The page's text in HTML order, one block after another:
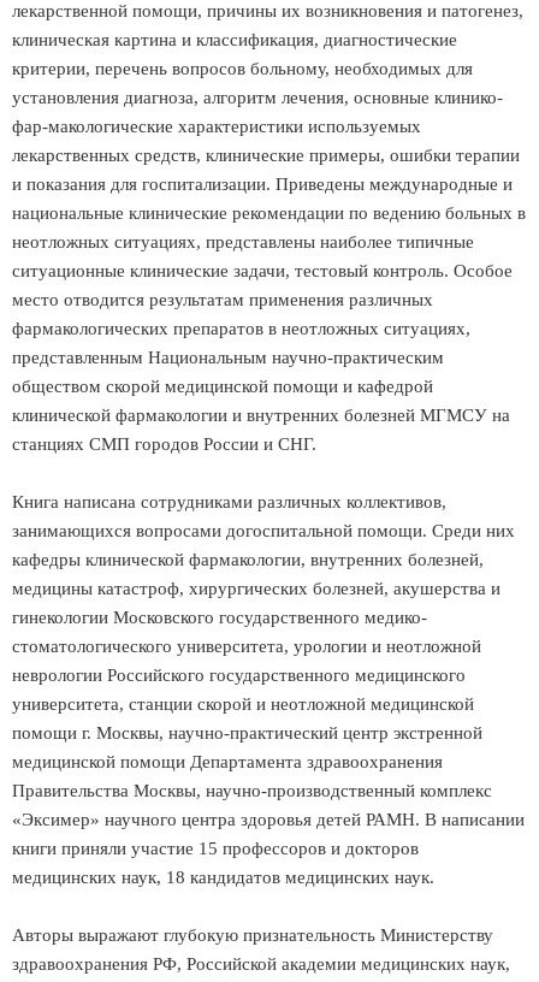
лекарственной помощи, причины их возникновения и патогенез,
клиническая картина и классификация, диагностические
критерии, перечень вопросов больному, необходимых для
установления диагноза, алгоритм лечения, основные клинико-
фар-макологические характеристики используемых
лекарственных средств, клинические примеры, ошибки терапии
и показания для госпитализации. Приведены международные и
национальные клинические рекомендации по ведению больных в
неотложных ситуациях, представлены наиболее типичные
ситуационные клинические задачи, тестовый контроль. Особое
место отводится результатам применения различных
фармакологических препаратов в неотложных ситуациях,
представленным Национальным научно-практическим
обществом скорой медицинской помощи и кафедрой
клинической фармакологии и внутренних болезней МГМСУ на
станциях СМП городов России и СНГ.
Книга написана сотрудниками различных коллективов,
занимающихся вопросами догоспитальной помощи. Среди них
кафедры клинической фармакологии, внутренних болезней,
медицины катастроф, хирургических болезней, акушерства и
гинекологии Московского государственного медико-
стоматологического университета, урологии и неотложной
неврологии Российского государственного медицинского
университета, станции скорой и неотложной медицинской
помощи г. Москвы, научно-практический центр экстренной
медицинской помощи Департамента здравоохранения
Правительства Москвы, научно-производственный комплекс
«Эксимер» научного центра здоровья детей РАМН. В написании
книги приняли участие 15 профессоров и докторов
медицинских наук, 18 кандидатов медицинских наук.
Авторы выражают глубокую признательность Министерству
здравоохранения РФ, Российской академии медицинских наук,